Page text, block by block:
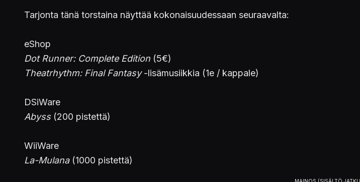
Tarjonta tänä torstaina näyttää kokonaisuudessaan seuraavalta:
eShop
Dot Runner: Complete Edition (5€)
Theatrhythm: Final Fantasy-lisämusiikkia (1e / kappale)
DSiWare
Abyss (200 pistettä)
WiiWare
La-Mulana(1000 pistettä)